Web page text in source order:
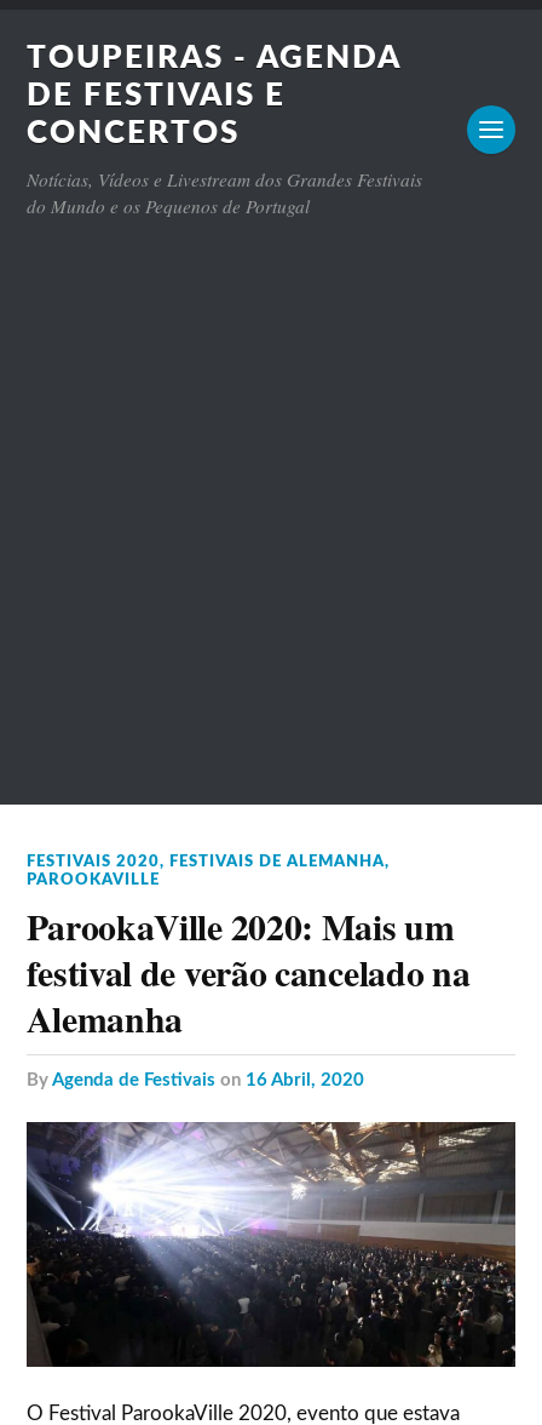
TOUPEIRAS - AGENDA
DE FESTIVAIS E
CONCERTOS
Notícias, Vídeos e Livestream dos Grandes Festivais
do Mundo e os Pequenos de Portugal
FESTIVAIS 2020, FESTIVAIS DE ALEMANHA,
PAROOKAVILLE
ParookaVille 2020: Mais um
festival de verão cancelado na
Alemanha
byAgenda de Festivais on 16 Abril, 2020
O Festival ParookaVille 2020, evento que estava